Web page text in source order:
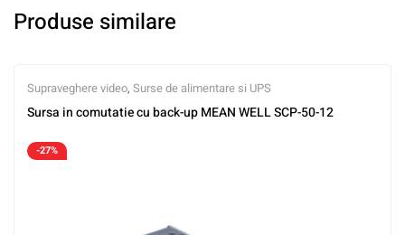
Produse similare
Supraveghere video, Surse de alimentare si UPS
Sursa in comutatie cu back-up MEAN WELL SCP-50-12
-27%